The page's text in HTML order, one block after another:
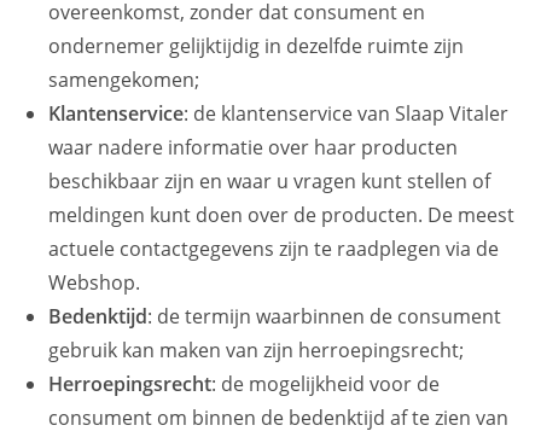
overeenkomst, zonder dat consument en
ondernemer gelijktijdig in dezelfde ruimte zijn
samengekomen;
Klantenservice: de klantenservice van Slaap Vitaler
waar nadere informatie over haar producten
beschikbaar zijn en waar u vragen kunt stellen of
meldingen kunt doen over de producten. De meest
actuele contactgegevens zijn te raadplegen via de
Webshop.
Bedenktijd: de termijn waarbinnen de consument
gebruik kan maken van zijn herroepingsrecht;
Herroepingsrecht: de mogelijkheid voor de
consument om binnen de bedenktijd af te zien van